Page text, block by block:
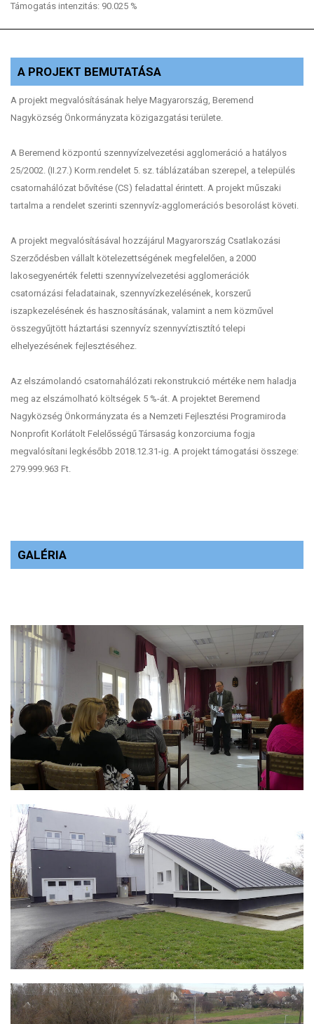
Támogatás intenzitás: 90.025 %
A PROJEKT BEMUTATÁSA
A projekt megvalósításának helye Magyarország, Beremend
Nagyközség Önkormányzata közigazgatási területe.
A Beremend központú szennyvízelvezetési agglomeráció a hatályos
25/2002. (II.27.) Korm.rendelet 5. sz. táblázatában szerepel, a település
csatornahálózat bővítése (CS) feladattal érintett. A projekt műszaki
tartalma a rendelet szerinti szennyvíz-agglomerációs besorolást követi.
A projekt megvalósításával hozzájárul Magyarország Csatlakozási
Szerződésben vállalt kötelezettségének megfelelően, a 2000
lakosegyenérték feletti szennyvízelvezetési agglomerációk
csatornázási feladatainak, szennyvízkezelésének, korszerű
iszapkezelésének és hasznosításának, valamint a nem közművel
összegyűjtött háztartási szennyvíz szennyvíztisztító telepi
elhelyezésének fejlesztéséhez.
Az elszámolandó csatornahálózati rekonstrukció mértéke nem haladja
meg az elszámolható költségek 5 %-át. A projektet Beremend
Nagyközség Önkormányzata és a Nemzeti Fejlesztési Programiroda
Nonprofit Korlátolt Felelősségű Társaság konzorciuma fogja
megvalósítani legkésőbb 2018.12.31-ig. A projekt támogatási összege:
279.999.963 Ft.
GALÉRIA